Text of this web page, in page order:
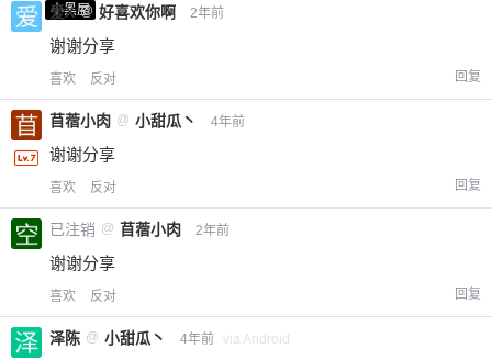
小黑屋
爱X @ 好喜欢你啊 2年前
谢谢分享
喜欢 反对 回复
苜蓿小肉 @ 小甜瓜丶 4年前
谢谢分享
喜欢 反对 回复
已注销 @ 苜蓿小肉 2年前
谢谢分享
喜欢 反对 回复
泽陈 @ 小甜瓜丶 4年前 via Android